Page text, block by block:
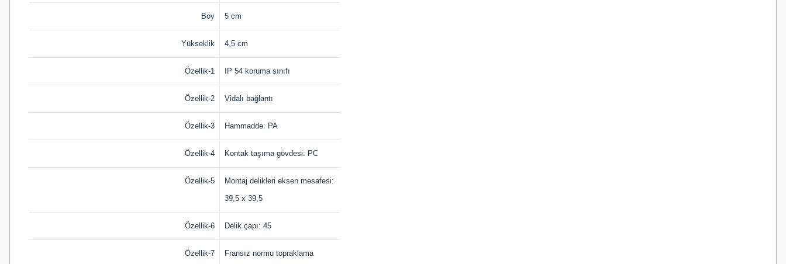
Boy 5 cm
Yükseklik 4,5 cm
Özellik-1 IP 54 koruma sınıfı
Özellik-2 Vidalı bağlantı
Özellik-3 Hammadde: PA
Özellik-4 Kontak taşıma gövdesi: PC
Özellik-5
Montaj delikleri eksen mesafesi:
39,5 x 39,5
Özellik-6 Delik çapı: 45
Özellik-7 Fransız normu topraklama